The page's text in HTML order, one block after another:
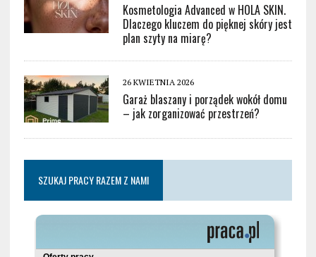
Kosmetologia Advanced w HOLA SKIN.
Dlaczego kluczem do pięknej skóry jest
plan szyty na miarę?
26 KWIETNIA 2026
Garaż blaszany i porządek wokół domu
– jak zorganizować przestrzeń?
SZUKAJ PRACY RAZEM Z NAMI